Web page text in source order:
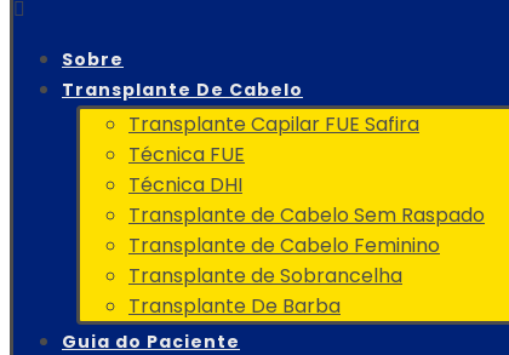
Sobre
Transplante De Cabelo
Transplante Capilar FUE Safira
Técnica FUE
Técnica DHI
Transplante de Cabelo Sem Raspado
Transplante de Cabelo Feminino
Transplante de Sobrancelha
Transplante De Barba
Guia do Paciente